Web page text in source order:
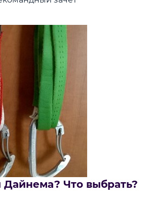
Что выбрать?